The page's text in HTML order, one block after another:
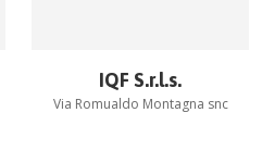
IQF S.r.l.s.
Via Romualdo Montagna snc